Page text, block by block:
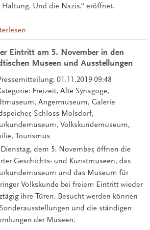
Haltung. Und die Nazis.“ eröffnet.
Eintritt am 5. November in den
Museen und Ausstellungen
01.11.2019 09:48
Freizeit, Alte Synagoge,
Angermuseum, Galerie
Schloss Molsdorf,
Volkskundemuseum,
Tourismus
dem 5. November, öffnen die
Geschichts- und Kunstmuseen, das
und das Museum für
Volkskunde bei freiem Eintritt wieder
ihre Türen. Besucht werden können
und die ständigen
der Museen.